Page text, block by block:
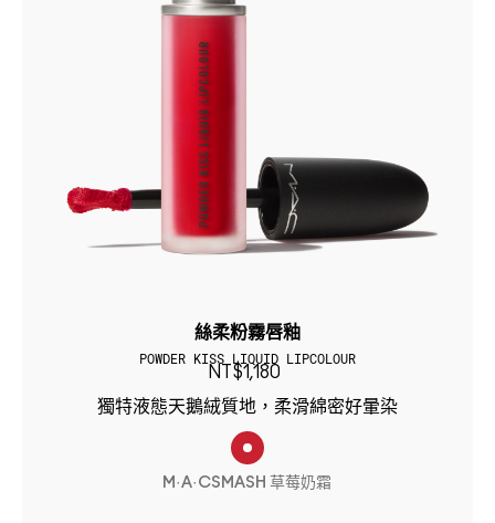
絲柔粉霧唇釉
POWDER KISS LIQUID LIPCOLOUR
NT$1,180
獨特液態天鵝絨質地，柔滑綿密好暈染
M·A·CSMASH 草莓奶霜